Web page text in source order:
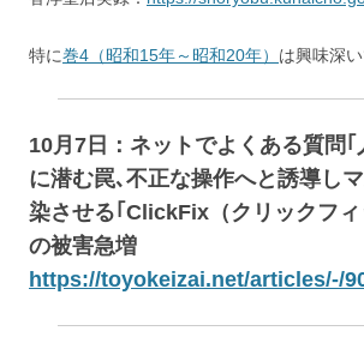
特に巻4（昭和15年～昭和20年） は興味深い
10月7日：ネットでよくある質問｢
に潜む罠､不正な操作へと誘導し
染させる｢ClickFix（クリックフ
の被害急増
https://toyokeizai.net/articles/-/